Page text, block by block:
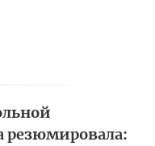
резюмировала: